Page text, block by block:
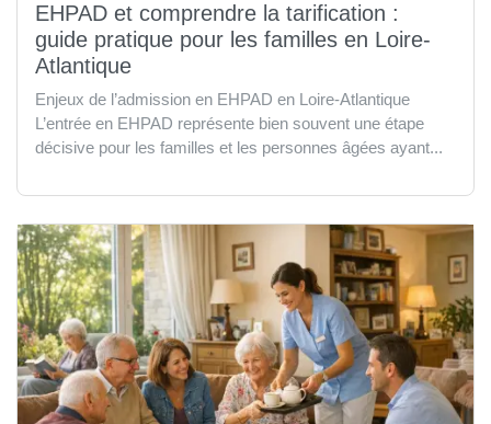
EHPAD et comprendre la tarification :
guide pratique pour les familles en Loire-
Atlantique
Enjeux de l’admission en EHPAD en Loire-Atlantique
L’entrée en EHPAD représente bien souvent une étape
décisive pour les familles et les personnes âgées ayant...